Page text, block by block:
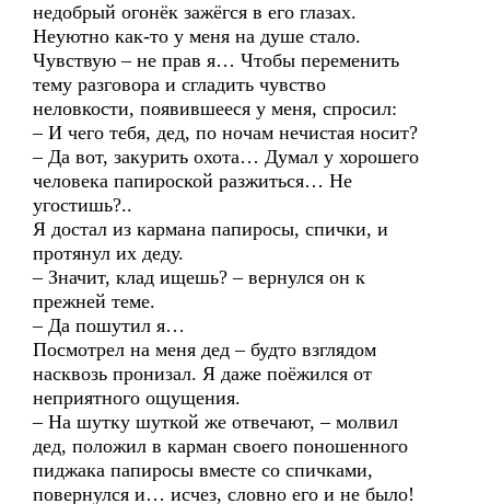
недобрый огонёк зажёгся в его глазах.
Неуютно как-то у меня на душе стало.
Чувствую – не прав я… Чтобы переменить
тему разговора и сгладить чувство
неловкости, появившееся у меня, спросил:
– И чего тебя, дед, по ночам нечистая носит?
– Да вот, закурить охота… Думал у хорошего
человека папироской разжиться… Не
угостишь?..
Я достал из кармана папиросы, спички, и
протянул их деду.
– Значит, клад ищешь? – вернулся он к
прежней теме.
– Да пошутил я…
Посмотрел на меня дед – будто взглядом
насквозь пронизал. Я даже поёжился от
неприятного ощущения.
– На шутку шуткой же отвечают, – молвил
дед, положил в карман своего поношенного
пиджака папиросы вместе со спичками,
повернулся и… исчез, словно его и не было!